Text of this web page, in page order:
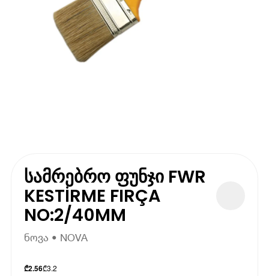
სამრებრო ფუნჯი FWR
KESTİRME FIRÇA
NO:2/40MM
ნოვა • NOVA
₾2.56₾3.2